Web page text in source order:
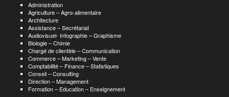
Administration
Agriculture – Agro-alimentaire
Architecture
Assistance – Secrétariat
Audiovisuel- Infographie – Graphisme
Biologie – Chimie
Chargé de clientèle – Communication
Commerce – Marketing – Vente
Comptabilité – Finance – Statistiques
Conseil – Consulting
Direction – Management
Formation – Education – Enseignement